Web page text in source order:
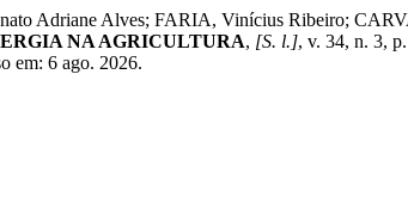
Adriane Alves; FARIA, Vinícius Ribeiro;
NA AGRICULTURA, [S. l.], v. 34, n. 3,
em: 6 ago. 2026.